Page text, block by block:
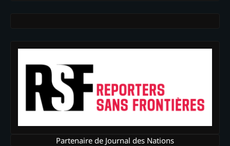
Partenaire de Journal des Nations